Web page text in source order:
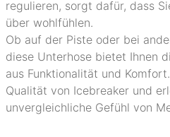
regulieren, sorgt dafür, dass
über wohlfühlen.
Ob auf der Piste oder bei
diese Unterhose bietet Ihnen
aus Funktionalität und
Qualität von Icebreaker und
unvergleichliche Gefühl von